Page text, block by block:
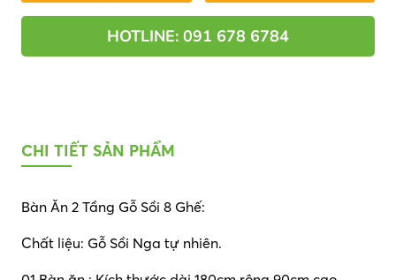
HOTLINE: 091 678 6784
CHI TIẾT SẢN PHẨM
Bàn Ăn 2 Tầng Gỗ Sồi 8 Ghế:
Chất liệu: Gỗ Sồi Nga tự nhiên.